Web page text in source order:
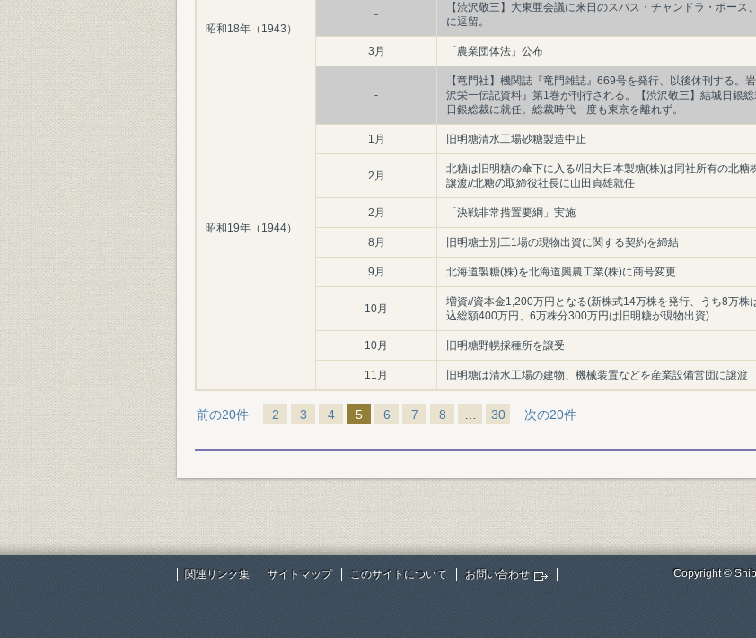
昭和18年（1943）
-
【渋沢敬三】大東亜会議に来日のスバス・チャンドラ・ボース
に逗留。
3月 「農業団体法」公布
昭和19年（1944）
-
【竜門社】機関誌『竜門雑誌』669号を発行、以後休刊する。
沢栄一伝記資料』第1巻が刊行される。【渋沢敬三】結城日銀総
日銀総裁に就任。総裁時代一度も東京を離れず。
1月 旧明糖清水工場砂糖製造中止
2月
北糖は旧明糖の傘下に入る//旧大日本製糖(株)は同社所有の北糖
譲渡//北糖の取締役社長に山田貞雄就任
2月 「決戦非常措置要綱」実施
8月 旧明糖士別工1場の現物出資に関する契約を締結
9月 北海道製糖(株)を北海道興農工業(株)に商号変更
10月
増資//資本金1,200万円となる(新株式14万株を発行、うち8万株
込総額400万円、6万株分300万円は旧明糖が現物出資)
10月 旧明糖野幌採種所を譲受
11月 旧明糖は清水工場の建物、機械装置などを産業設備営団に譲渡
前の20件 2 3 4 5 6 7 8 30 次の20件
関連リンク集 サイトマップ このサイトについて お問い合わせ Copyright ©